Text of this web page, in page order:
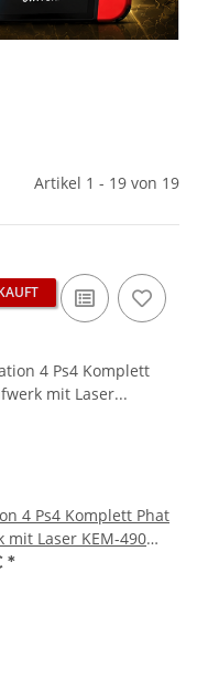
Artikel 1 - 19 von 19
4 Ps4 Komplett Phat
mit Laser KEM-490
Ohne Flex Kabel
*